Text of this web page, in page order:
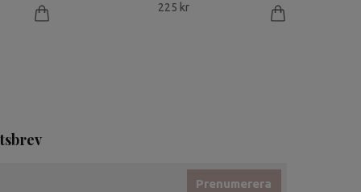
225 kr
Prenumerera